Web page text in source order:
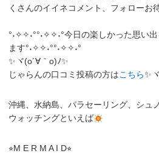
くさんのイイネコメント、フォローお
°˖✧✧˖°°˖✧✧˖°今日の楽しかった思い
ます°˖✧✧˖°°˖✧✧˖°
✨ヾ(o´∀｀o)ﾉ✨
じゃらんの口コミ投稿の方はこちら✨
沖縄、水納島、パラセーリング、シュ
ウォッチングといえば
⭐︎M E R M A I D⭐︎